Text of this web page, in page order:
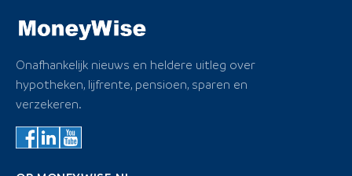
Onafhankelijk nieuws en heldere uitleg over
hypotheken, lijfrente, pensioen, sparen en
verzekeren.